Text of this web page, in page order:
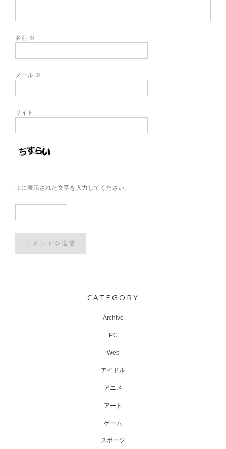
名前 ※
メール ※
サイト
上に表示された文字を入力してください。
CATEGORY
Archive
PC
Web
アイドル
アニメ
アート
ゲーム
スポーツ